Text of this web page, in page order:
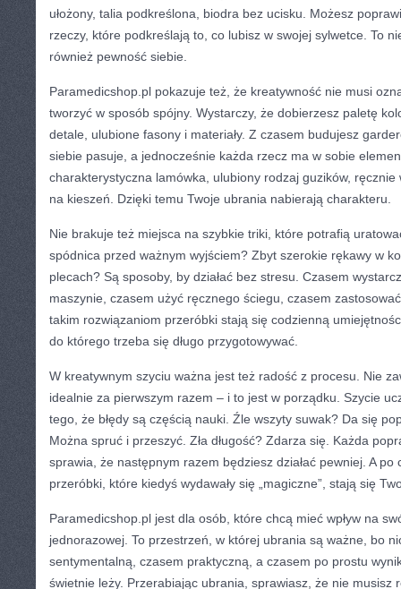
ułożony, talia podkreślona, biodra bez ucisku. Możesz
rzeczy, które podkreślają to, co lubisz w swojej sylwetce. To
również pewność siebie.
Paramedicshop.pl pokazuje też, że kreatywność nie musi
tworzyć w sposób spójny. Wystarczy, że dobierzesz paletę
detale, ulubione fasony i materiały. Z czasem budujesz
siebie pasuje, a jednocześnie każda rzecz ma w sobie
charakterystyczna lamówka, ulubiony rodzaj guzików, ręcznie
na kieszeń. Dzięki temu Twoje ubrania nabierają charakteru.
Nie brakuje też miejsca na szybkie triki, które potrafią
spódnica przed ważnym wyjściem? Zbyt szerokie rękawy w
plecach? Są sposoby, by działać bez stresu. Czasem
maszynie, czasem użyć ręcznego ściegu, czasem
takim rozwiązaniom przeróbki stają się codzienną
do którego trzeba się długo przygotowywać.
W kreatywnym szyciu ważna jest też radość z procesu. Nie
idealnie za pierwszym razem – i to jest w porządku. Szycie
tego, że błędy są częścią nauki. Źle wszyty suwak? Da się
Można spruć i przeszyć. Zła długość? Zdarza się. Każda
sprawia, że następnym razem będziesz działać pewniej. A po
przeróbki, które kiedyś wydawały się „magiczne”, stają się
Paramedicshop.pl jest dla osób, które chcą mieć wpływ na
jednorazowej. To przestrzeń, w której ubrania są ważne, bo
sentymentalną, czasem praktyczną, a czasem po prostu
świetnie leży. Przerabiając ubrania, sprawiasz, że nie musisz